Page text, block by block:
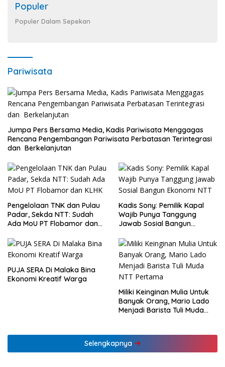
Populer
Populer Dalam Sepekan
Pariwisata
Jumpa Pers Bersama Media, Kadis Pariwisata Menggagas
Rencana Pengembangan Pariwisata Perbatasan Terintegrasi
dan Berkelanjutan
Pengelolaan TNK dan Pulau
Padar, Sekda NTT: Sudah
Ada MoU PT Flobamor dan
Kadis Sony: Pemilik Kapal
Wajib Punya Tanggung
Jawab Sosial Bangun
PUJA SERA Di Malaka Bina
Ekonomi Kreatif Warga
Miliki Keinginan Mulia Untuk
Banyak Orang, Mario Lado
Menjadi Barista Tuli Muda
Selengkapnya